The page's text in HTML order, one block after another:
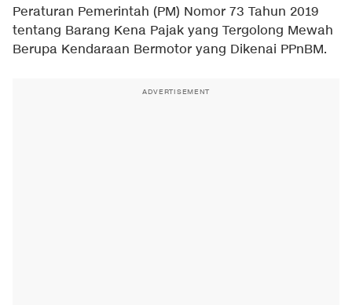
Peraturan Pemerintah (PM) Nomor 73 Tahun 2019
tentang Barang Kena Pajak yang Tergolong Mewah
Berupa Kendaraan Bermotor yang Dikenai PPnBM.
ADVERTISEMENT